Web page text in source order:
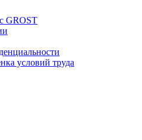
GROST
условий труда